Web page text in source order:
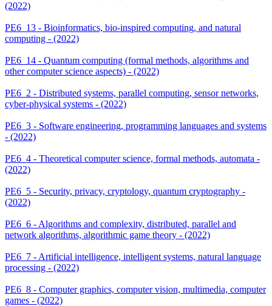
(2022)
PE6_13 - Bioinformatics, bio-inspired computing, and natural
computing - (2022)
PE6_14 - Quantum computing (formal methods, algorithms and
other computer science aspects) - (2022)
PE6_2 - Distributed systems, parallel computing, sensor networks,
cyber-physical systems - (2022)
PE6_3 - Software engineering, programming languages and systems
- (2022)
PE6_4 - Theoretical computer science, formal methods, automata -
(2022)
PE6_5 - Security, privacy, cryptology, quantum cryptography -
(2022)
PE6_6 - Algorithms and complexity, distributed, parallel and
network algorithms, algorithmic game theory - (2022)
PE6_7 - Artificial intelligence, intelligent systems, natural language
processing - (2022)
PE6_8 - Computer graphics, computer vision, multimedia, computer
games - (2022)